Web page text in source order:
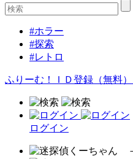
#ホラー
#探索
#レトロ
ふりーむ！ＩＤ登録（無料）
ログイン